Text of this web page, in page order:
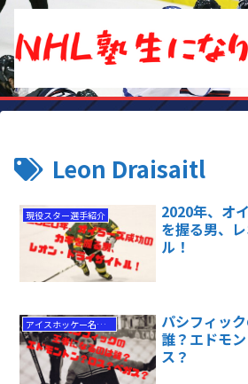
Leon Draisaitl
現役スター選手紹介
2020年、オ
を握る男、
ル！
アイスホッケー名勝負
パシフィッ
誰？エドモ
ス？